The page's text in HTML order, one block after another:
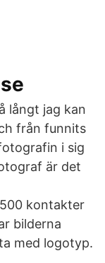
långt jag kan
från funnits
i sig
är det
kontakter
bilderna
med logotyp.